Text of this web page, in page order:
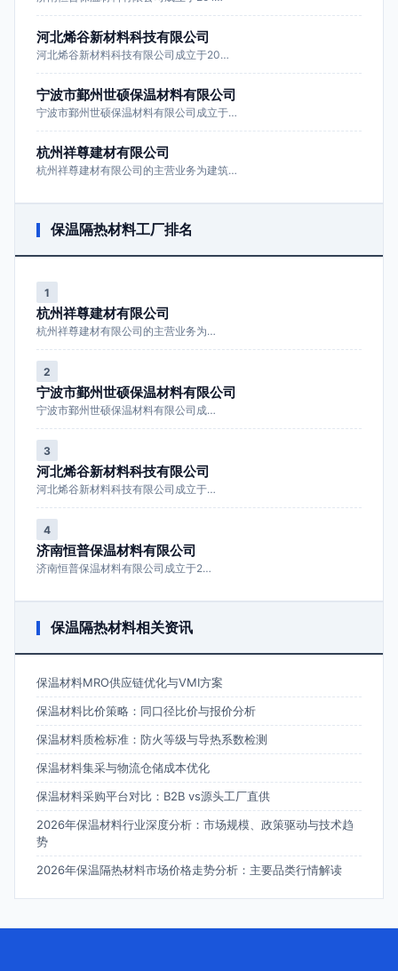
河北烯谷新材料科技有限公司
河北烯谷新材料科技有限公司成立于20…
宁波市鄞州世硕保温材料有限公司
宁波市鄞州世硕保温材料有限公司成立于…
杭州祥尊建材有限公司
杭州祥尊建材有限公司的主营业务为建筑…
保温隔热材料工厂排名
1
杭州祥尊建材有限公司
杭州祥尊建材有限公司的主营业务为…
2
宁波市鄞州世硕保温材料有限公司
宁波市鄞州世硕保温材料有限公司成…
3
河北烯谷新材料科技有限公司
河北烯谷新材料科技有限公司成立于…
4
济南恒普保温材料有限公司
济南恒普保温材料有限公司成立于2…
保温隔热材料相关资讯
保温材料MRO供应链优化与VMI方案
保温材料比价策略：同口径比价与报价分析
保温材料质检标准：防火等级与导热系数检测
保温材料集采与物流仓储成本优化
保温材料采购平台对比：B2B vs源头工厂直供
2026年保温材料行业深度分析：市场规模、政策驱动与技术趋
势
2026年保温隔热材料市场价格走势分析：主要品类行情解读